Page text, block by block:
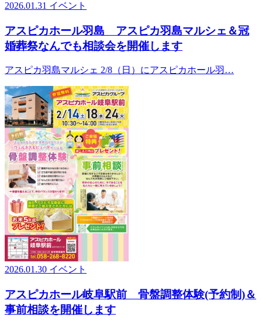
2026.01.31 イベント
アスピカホール羽島 アスピカ羽島マルシェ＆冠
婚葬祭なんでも相談会を開催します
アスピカ羽島マルシェ 2/8（日）にアスピカホール羽…
2026.01.30 イベント
アスピカホール岐阜駅前 骨盤調整体験(予約制)＆
事前相談を開催します